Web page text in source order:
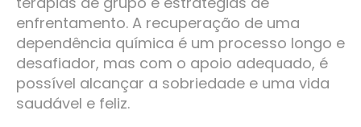
enfrentamento. A recuperação de uma
dependência química é um processo longo e
desafiador, mas com o apoio adequado, é
possível alcançar a sobriedade e uma vida
saudável e feliz.